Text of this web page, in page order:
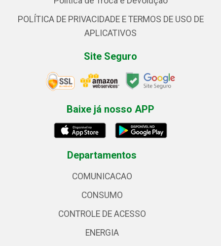
POLÍTICA DE PRIVACIDADE E TERMOS DE USO DE
APLICATIVOS
Site Seguro
Baixe já nosso APP
Departamentos
COMUNICACAO
CONSUMO
CONTROLE DE ACESSO
ENERGIA